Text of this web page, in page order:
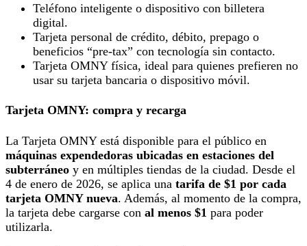
Teléfono inteligente o dispositivo con billetera
digital.
Tarjeta personal de crédito, débito, prepago o
beneficios “pre-tax” con tecnología sin contacto.
Tarjeta OMNY física, ideal para quienes prefieren no
usar su tarjeta bancaria o dispositivo móvil.
Tarjeta OMNY: compra y recarga
La Tarjeta OMNY está disponible para el público en
máquinas expendedoras ubicadas en estaciones del
subterráneo y en múltiples tiendas de la ciudad. Desde el
4 de enero de 2026, se aplica una tarifa de $1 por cada
tarjeta OMNY nueva. Además, al momento de la compra,
la tarjeta debe cargarse con al menos $1 para poder
utilizarla.